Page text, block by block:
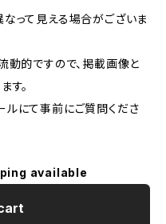
って見える場合がございま
動的ですので、掲載画像と
す。
にて事前にご質問くださ
available